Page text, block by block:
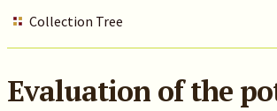
Collection Tree
Evaluation of the